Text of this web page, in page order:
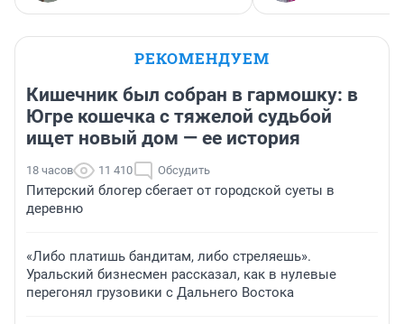
РЕКОМЕНДУЕМ
Кишечник был собран в гармошку: в
Югре кошечка с тяжелой судьбой
ищет новый дом — ее история
18 часов 11 410 Обсудить
Питерский блогер сбегает от городской суеты в
деревню
«Либо платишь бандитам, либо стреляешь».
Уральский бизнесмен рассказал, как в нулевые
перегонял грузовики с Дальнего Востока